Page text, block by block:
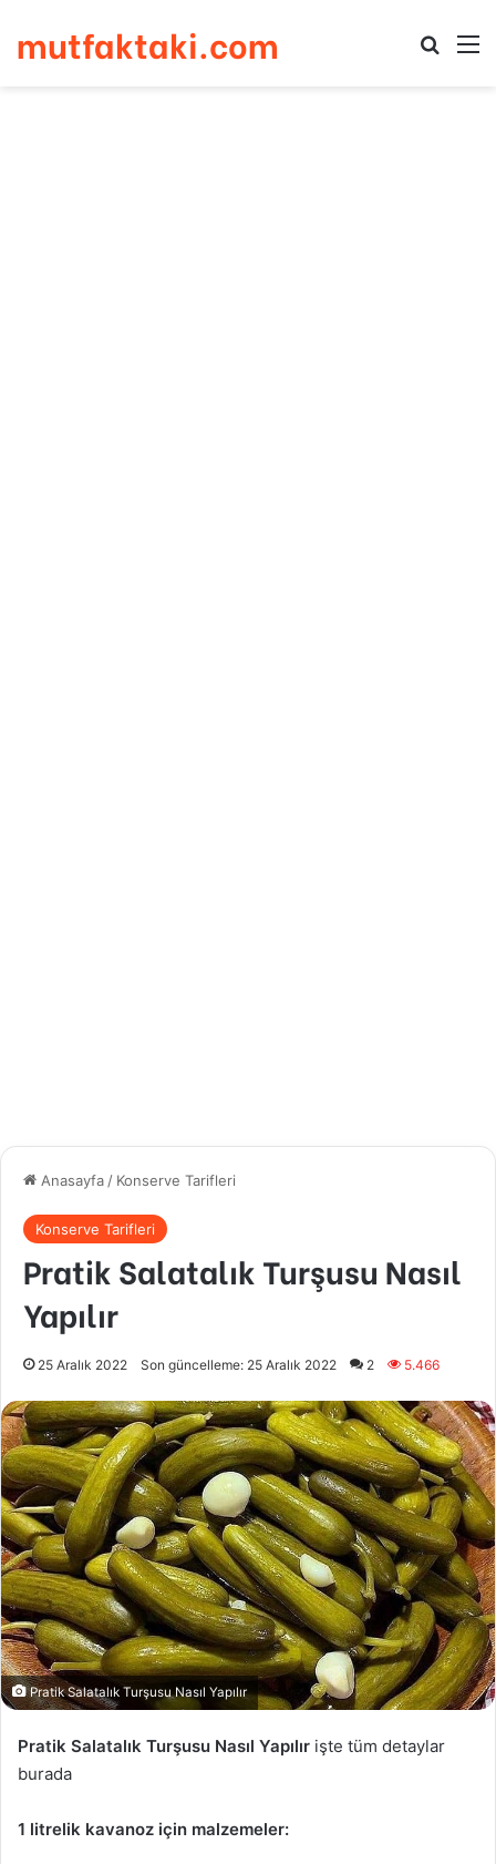
mutfaktaki.com
Anasayfa / Konserve Tarifleri
Konserve Tarifleri
Pratik Salatalık Turşusu Nasıl
Yapılır
25 Aralık 2022 Son güncelleme: 25 Aralık 2022 2 5.466
Pratik Salatalık Turşusu Nasıl Yapılır
Pratik Salatalık Turşusu Nasıl Yapılır işte tüm detaylar
burada
1 litrelik kavanoz için malzemeler: